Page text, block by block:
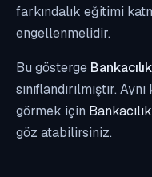
farkındalık eğitimi
engellenmelidir.
Bu gösterge
sınıflandırılmıştır.
görmek için
göz atabilirsiniz.